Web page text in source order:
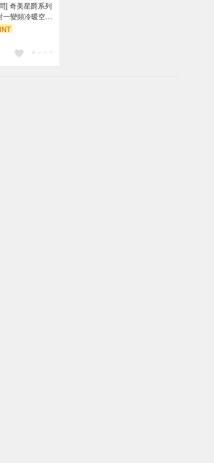
] 奇美星爵系列
一變頻冷暖空調
S29HT5